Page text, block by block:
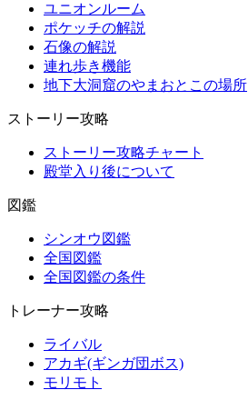
ユニオンルーム
ポケッチの解説
石像の解説
連れ歩き機能
地下大洞窟のやまおとこの場所
ストーリー攻略
ストーリー攻略チャート
殿堂入り後について
図鑑
シンオウ図鑑
全国図鑑
全国図鑑の条件
トレーナー攻略
ライバル
アカギ(ギンガ団ボス)
モリモト